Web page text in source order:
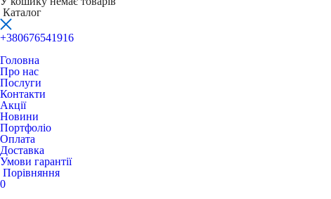
Каталог
+380676541916
Головна
Про нас
Послуги
Контакти
Акції
Новини
Портфоліо
Оплата
Доставка
Умови гарантії
Порівняння
0